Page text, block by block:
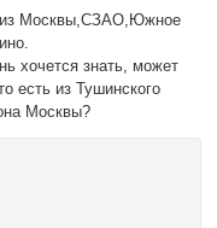
Москвы,СЗАО,Южное
хочется знать, может
есть из Тушинского
Москвы?